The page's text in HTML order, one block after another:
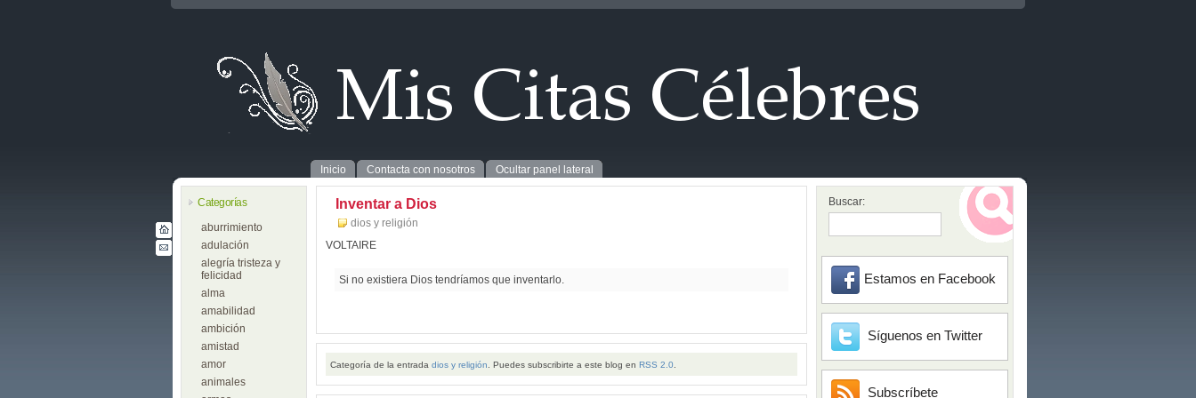
Inicio Contacta con nosotros Ocultar panel lateral
Categorías
aburrimiento
adulación
alegría tristeza y
felicidad
alma
amabilidad
ambición
amistad
amor
animales
Inventar a Dios
dios y religión
VOLTAIRE
Si no existiera Dios tendríamos que inventarlo.
Categoría de la entrada dios y religión . Puedes subscribirte a este blog en RSS 2.0
Buscar:
Estamos en Facebook
Síguenos en Twitter
Subscríbete